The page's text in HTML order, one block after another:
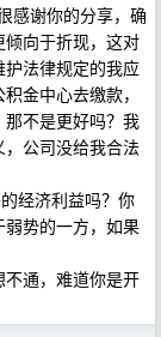
感谢你的分享，确
向于折现，这对
法律规定的我应
金中心去缴款，
不是更好吗？我
公司没给我合法
经济利益吗？你
势的一方，如果
通，难道你是开